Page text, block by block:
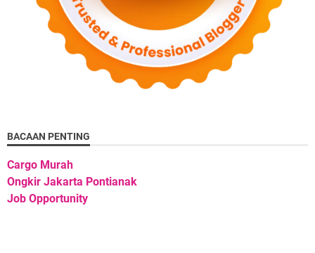
BACAAN PENTING
Cargo Murah
Ongkir Jakarta Pontianak
Job Opportunity